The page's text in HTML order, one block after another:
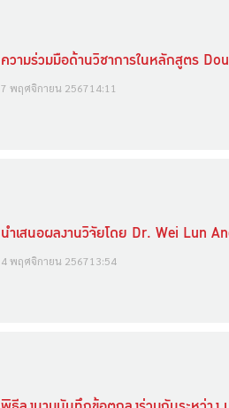
ความร่วมมือด้านวิชาการในหลักสูตร
7 พฤศจิกายน 256714:11
นำเสนอผลงานวิจัยโดย Dr. Wei Lun
4 พฤศจิกายน 256713:54